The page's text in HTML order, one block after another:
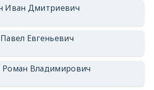
Иван Дмитриевич
Евгеньевич
Владимирович